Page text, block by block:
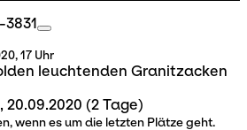
17 Uhr
leuchtenden Granitzacken
20.09.2020 (2 Tage)
wenn es um die letzten Plätze geht.